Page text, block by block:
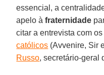
essencial, a
apelo àfraternidade
citar a entrevista com
católicos (Avvenire, Sir
Russo, secretário-geral